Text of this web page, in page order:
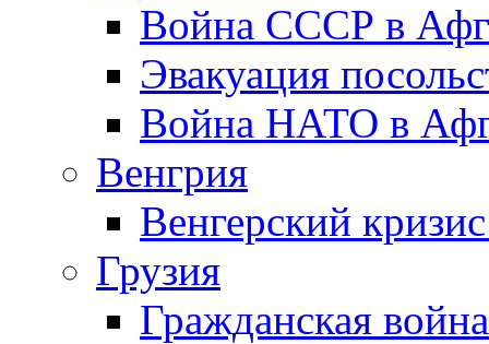
Война СССР в
Эвакуация
Война НАТО в
Венгрия
Венгерский
Грузия
Гражданская